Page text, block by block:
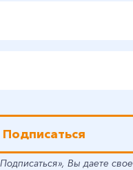
Подписаться
Вы даете свое